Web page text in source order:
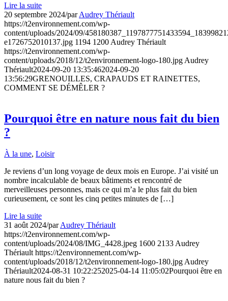
Lire la suite
20 septembre 2024/parAudrey Thériault
https://t2environnement.com/wp-
content/uploads/2024/09/
e1726752010137.jpg 1194 1200 Audrey Thériault
https://t2environnement.com/wp-
content/uploads/2018/12/t2environnement-logo-180.jpg Audrey
Thériault2024-09-20 13:35:462024-09-20
13:56:29GRENOUILLES, CRAPAUDS ET RAINETTES,
COMMENT SE DÉMÊLER ?
Pourquoi être en nature nous fait du bien
?
À la une, Loisir
Je reviens d’un long voyage de deux mois en Europe. J’ai visité un
nombre incalculable de beaux bâtiments et rencontré de
merveilleuses personnes, mais ce qui m’a le plus fait du bien
curieusement, ce sont les cinq petites minutes de […]
Lire la suite
31 août 2024/parAudrey Thériault
https://t2environnement.com/wp-
content/uploads/2024/08/IMG_4428.jpeg 1600 2133 Audrey
Thériault https://t2environnement.com/wp-
content/uploads/2018/12/t2environnement-logo-180.jpg Audrey
Thériault2024-08-31 10:22:252025-04-14 11:05:02Pourquoi être en
nature nous fait du bien ?